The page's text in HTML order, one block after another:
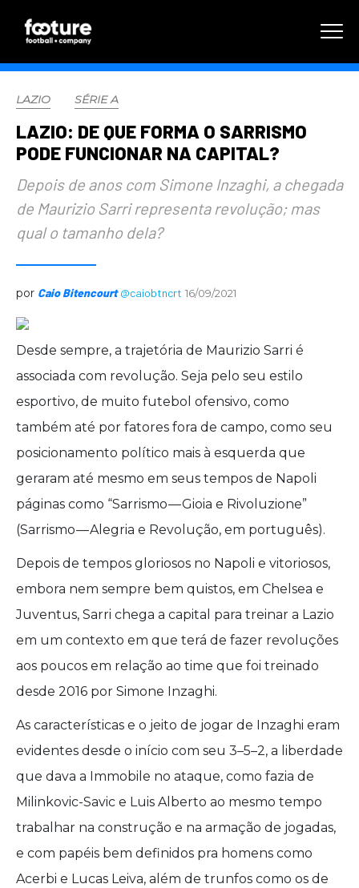
LAZIO SÉRIE A
LAZIO: DE QUE FORMA O SARRISMO
PODE FUNCIONAR NA CAPITAL?
Depois de anos com Simone Inzaghi, a chegada
de Maurizio Sarri representa revolução; mas
qual o tamanho dela?
por Caio Bitencourt @caiobtncrt 16/09/2021
Desde sempre, a trajetória de Maurizio Sarri é
associada com revolução. Seja pelo seu estilo
esportivo, de muito futebol ofensivo, como
também até por fatores fora de campo, como seu
posicionamento político mais à esquerda que
geraram até mesmo em seus tempos de Napoli
páginas como “Sarrismo — Gioia e Rivoluzione”
(Sarrismo — Alegria e Revolução, em português).
Depois de tempos gloriosos no Napoli e vitoriosos,
embora nem sempre bem quistos, em Chelsea e
Juventus, Sarri chega a capital para treinar a Lazio
em um contexto em que terá de fazer revoluções
aos poucos em relação ao time que foi treinado
desde 2016 por Simone Inzaghi.
As características e o jeito de jogar de Inzaghi eram
evidentes desde o início com seu 3–5–2, a liberdade
que dava a Immobile no ataque, como fazia de
Milinkovic-Savic e Luis Alberto ao mesmo tempo
trabalhar na construção e na armação de jogadas,
e com papéis bem definidos pra homens como
Acerbi e Lucas Leiva, além de trunfos como os de